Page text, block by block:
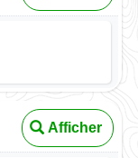
Afficher